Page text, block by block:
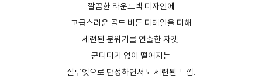
깔끔한 라운드넥 디자인에
고급스러운 골드 버튼 디테일을 더해
세련된 분위기를 연출한 자켓.
군더더기 없이 떨어지는
실루엣으로 단정하면서도 세련된 느낌.